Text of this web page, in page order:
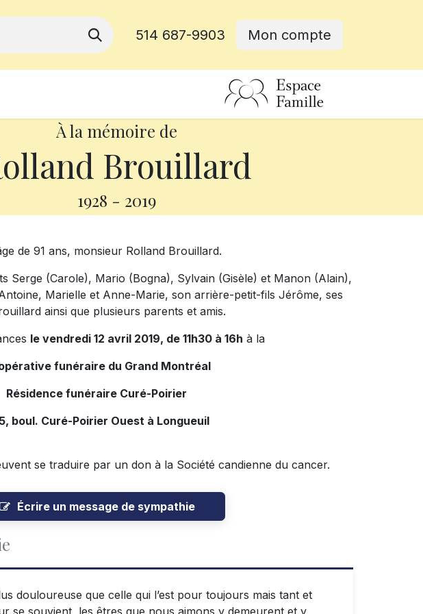
514 687-9903 Mon compte
À la mémoire de
Brouillard
1928 - 2019
de 91 ans, monsieur Rolland Brouillard.
Serge (Carole), Mario (Bogna), Sylvain (Gisèle) et Manon (Alain),
Marielle et Anne-Marie, son arrière-petit-fils Jérôme, ses
ainsi que plusieurs parents et amis.
le vendredi 12 avril 2019, de 11h30 à 16h à la
funéraire du Grand Montréal
Résidence funéraire Curé-Poirier
boul. Curé-Poirier Ouest à Longueuil
se traduire par un don à la Société candienne du cancer.
Écrire un message de sympathie
douloureuse que celle qui l’est pour toujours mais tant et
se souvient, les êtres que nous aimons y demeurent et y